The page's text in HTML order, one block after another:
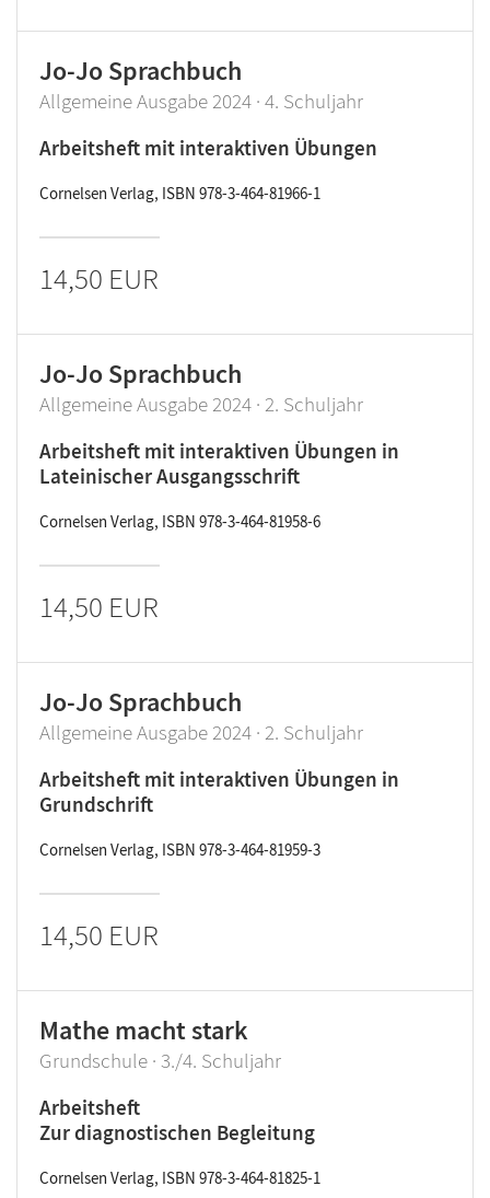
Jo-Jo Sprachbuch
Allgemeine Ausgabe 2024 · 4. Schuljahr
Arbeitsheft mit interaktiven Übungen
Cornelsen Verlag, ISBN 978-3-464-81966-1
14,50 EUR
Jo-Jo Sprachbuch
Allgemeine Ausgabe 2024 · 2. Schuljahr
Arbeitsheft mit interaktiven Übungen in
Lateinischer Ausgangsschrift
Cornelsen Verlag, ISBN 978-3-464-81958-6
14,50 EUR
Jo-Jo Sprachbuch
Allgemeine Ausgabe 2024 · 2. Schuljahr
Arbeitsheft mit interaktiven Übungen in
Grundschrift
Cornelsen Verlag, ISBN 978-3-464-81959-3
14,50 EUR
Mathe macht stark
Grundschule · 3./4. Schuljahr
Arbeitsheft
Zur diagnostischen Begleitung
Cornelsen Verlag, ISBN 978-3-464-81825-1